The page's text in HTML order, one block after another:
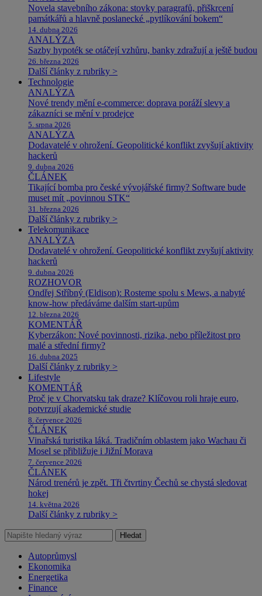
Novela stavebního zákona: stovky paragrafů, přiškrcení
památkářů a hlavně poslanecké „pytlíkování bokem“
14. dubna 2026
ANALÝZA
Sazby hypoték se otáčejí vzhůru, banky zdražují a ještě budou
26. března 2026
Další články z rubriky >
Technologie
ANALÝZA
Nové trendy mění e-commerce: doprava poráží slevy a
zákazníci se mění v prodejce
5. srpna 2026
ANALÝZA
Dodavatelé v ohrožení. Geopolitické konflikt zvyšují aktivity
hackerů
9. dubna 2026
ČLÁNEK
Tikající bomba pro české vývojářské firmy? Software bude
muset mít „povinnou STK“
31. března 2026
Další články z rubriky >
Telekomunikace
ANALÝZA
Dodavatelé v ohrožení. Geopolitické konflikt zvyšují aktivity
hackerů
9. dubna 2026
ROZHOVOR
Ondřej Stříbný (Eldison): Rosteme spolu s Mews, a nabyté
know-how předáváme dalším start-upům
12. března 2026
KOMENTÁŘ
Kyberzákon: Nové povinnosti, rizika, nebo příležitost pro
malé a střední firmy?
16. dubna 2025
Další články z rubriky >
Lifestyle
KOMENTÁŘ
Proč je v Chorvatsku tak draze? Klíčovou roli hraje euro,
potvrzují akademické studie
8. července 2026
ČLÁNEK
Vinařská turistika láká. Tradičním oblastem jako Wachau či
Mosel se přibližuje i Jižní Morava
7. července 2026
ČLÁNEK
Národ trenérů je zpět. Tři čtvrtiny Čechů se chystá sledovat
hokej
14. května 2026
Další články z rubriky >
Hledat
Autoprůmysl
Ekonomika
Energetika
Finance